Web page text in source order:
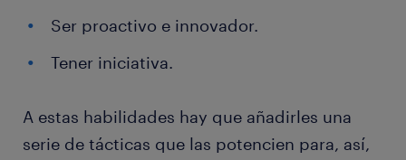
Ser proactivo e innovador.
Tener iniciativa.
A estas habilidades hay que añadirles una
serie de tácticas que las potencien para, así,